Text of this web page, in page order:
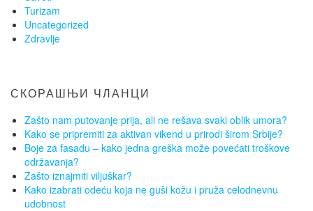
Turizam
Uncategorized
Zdravlje
СКОРАШЊИ ЧЛАНЦИ
Zašto nam putovanje prija, ali ne rešava svaki oblik umora?
Kako se pripremiti za aktivan vikend u prirodi širom Srbije?
Boje za fasadu – kako jedna greška može povećati troškove
održavanja?
Zašto iznajmiti viljuškar?
Kako izabrati odeću koja ne guši kožu i pruža celodnevnu
udobnost